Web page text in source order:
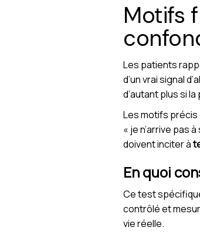
Motifs
Les patients
d’un vrai signal
d’autant plus si
Les motifs précis
« je n’arrive pas
doivent inciter à
En quoi
Ce test
contrôlé et
vie réelle.